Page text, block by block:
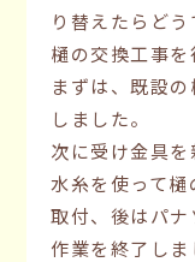
り替えたらどう
樋の交換工事を
まずは、既設
しました。
次に受け金具を
水糸を使って
取付、後はパ
作業を終了しま